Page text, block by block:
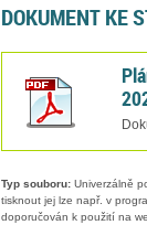
DOKUMENT KE
Typ souboru: Univerzálně
tisknout jej lze např. v
doporučován k použití na